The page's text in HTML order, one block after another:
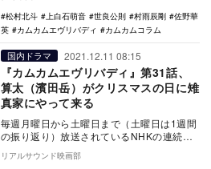
松村北斗
上白石萌音 世良公則 村雨辰剛
佐野華
英
カムカムエヴリバディ カムカムコラム
国内ドラマ 2021.12.11 08:15
『カムカムエヴリバディ』第31話、
算太（濱田岳）がクリスマスの日に雉
真家にやって来る
毎週月曜日から土曜日まで（土曜日は1週間
の振り返り）放送されているNHKの連続テ
レビ小説『カムカムエヴリバディ』。12月
13日放…
リアルサウンド映画部